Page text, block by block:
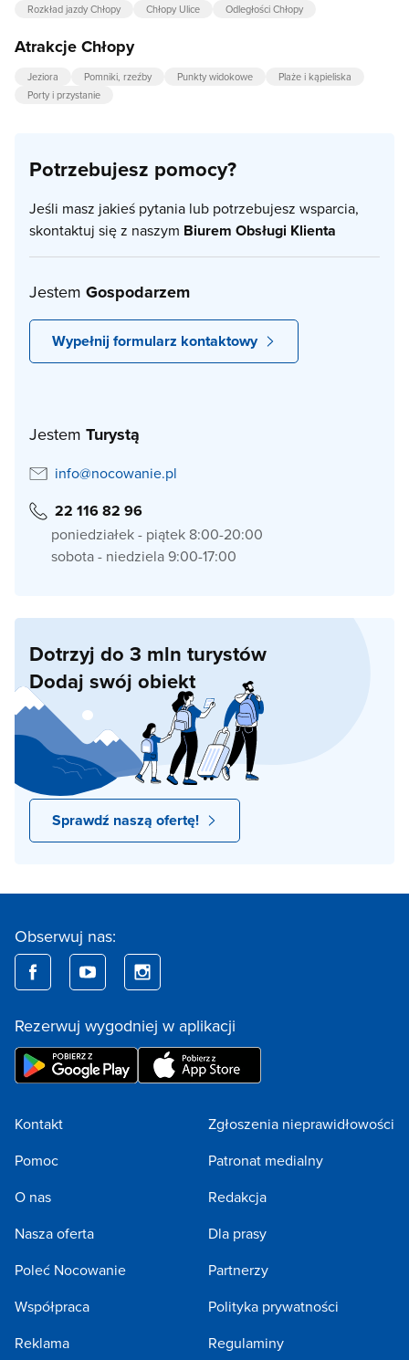
Rozkład jazdy Chłopy
Chłopy Ulice Odległości Chłopy
Atrakcje Chłopy
Jeziora Pomniki, rzeźby Punkty widokowe
Plaże i kąpieliska
Porty i przystanie
Potrzebujesz pomocy?
Jeśli masz jakieś pytania lub potrzebujesz wsparcia,
skontaktuj się z naszym Biurem Obsługi Klienta
Jestem Gospodarzem
Wypełnij formularz kontaktowy
Jestem Turystą
info@nocowanie.pl
22 116 82 96
poniedziałek - piątek 8:00-20:00
sobota - niedziela 9:00-17:00
Dotrzyj do 3 mln turystów
Dodaj swój obiekt
Sprawdź naszą ofertę!
Obserwuj nas:
Rezerwuj wygodniej w aplikacji
Kontakt
Pomoc
O nas
Nasza oferta
Poleć Nocowanie
Współpraca
Reklama
Zgłoszenia nieprawidłowości
Patronat medialny
Redakcja
Dla prasy
Partnerzy
Polityka prywatności
Regulaminy